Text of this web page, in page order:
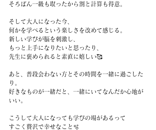
そろばん一級も取ったから割と計算も得意。
そして大人になった今、
何かを学べるという楽しさを改めて感じる。
新しい学びが脳を刺激し、
もっと上手になりたいと思ったり、
先生に褒められると素直に嬉しい🥰
あと、普段会わない方とその時間を一緒に過ごした
り。
好きなものが一緒だと、一緒にいてなんだか心地が
いい。
こうして大人になっても学びの場があるって
すごく贅沢で幸せなこと🫧